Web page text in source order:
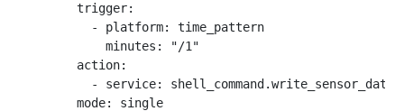
        trigger:
          - platform: time_pattern
            minutes: "/1"
        action:
          - service: shell_command.write_sensor_data
        mode: single